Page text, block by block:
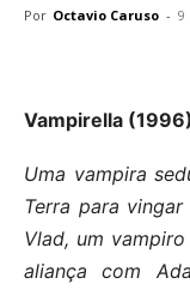
Por Octavio Caruso - 9
Vampirella (1996)
Uma vampira
Terra para
Vlad, um
aliança com